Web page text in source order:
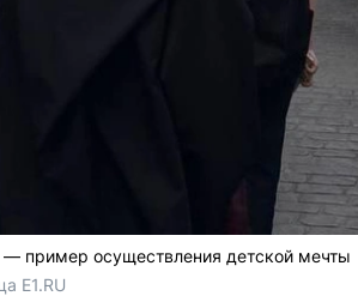
— пример осуществления детской мечты
E1.RU